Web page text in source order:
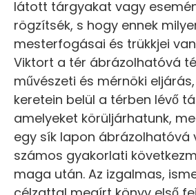
látott tárgyakat vagy
rögzítsék, s hogy ennek
mesterfogásai és trükkjei
Viktort a tér ábrázolhatóvá
művészeti és mérnöki
keretein belül a térben lévő
amelyeket körüljárhatunk,
egy sík lapon ábrázolhatóvá
számos gyakorlati
maga után. Az izgalmas,